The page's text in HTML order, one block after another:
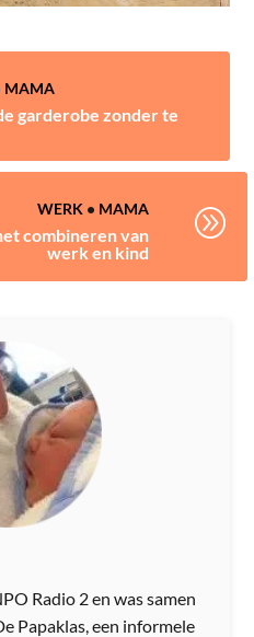
MAMA
garderobe zonder te
WERK• MAMA
combineren van
werk en kind
A
Radio 2 en was samen
Papaklas, een informele